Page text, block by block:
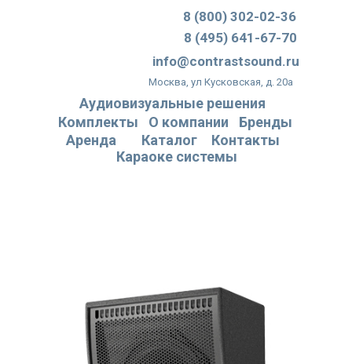
Каталог
Комплекты Бренды
О компании
Контакты
Москва, ул Кусковская, д. 20а
info@contrastsound.ru
8 (495) 641-67-70
8 (800) 302-02-36
Аренда
Аудиовизуальные решения
Караоке системы